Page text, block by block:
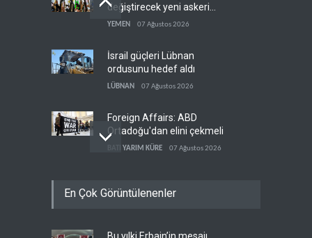
değiştirecek yeni askeri
denklem
YEMEN 07 Ağustos 2026
İsrail güçleri Lübnan
ordusunu hedef aldı
LÜBNAN 07 Ağustos 2026
Foreign Affairs: ABD
Ortadoğu'dan elini çekmeli
BATI YARIM KÜRE 07 Ağustos 2026
Pakistan ortak savunma
En Çok Görüntülenenler